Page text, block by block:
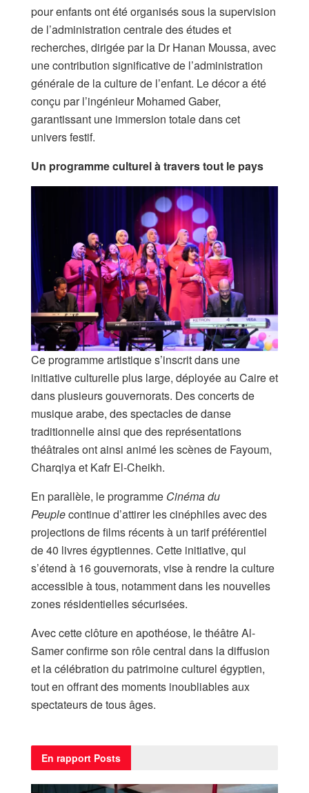
pour enfants ont été organisés sous la supervision
de l’administration centrale des études et
recherches, dirigée par la Dr Hanan Moussa, avec
une contribution significative de l’administration
générale de la culture de l’enfant. Le décor a été
conçu par l’ingénieur Mohamed Gaber,
garantissant une immersion totale dans cet
univers festif.
Un programme culturel à travers tout le pays
Ce programme artistique s’inscrit dans une
initiative culturelle plus large, déployée au Caire et
dans plusieurs gouvernorats. Des concerts de
musique arabe, des spectacles de danse
traditionnelle ainsi que des représentations
théâtrales ont ainsi animé les scènes de Fayoum,
Charqiya et Kafr El-Cheikh.
En parallèle, le programme Cinéma du
Peuplecontinue d’attirer les cinéphiles avec des
projections de films récents à un tarif préférentiel
de 40 livres égyptiennes. Cette initiative, qui
s’étend à 16 gouvernorats, vise à rendre la culture
accessible à tous, notamment dans les nouvelles
zones résidentielles sécurisées.
Avec cette clôture en apothéose, le théâtre Al-
Samer confirme son rôle central dans la diffusion
et la célébration du patrimoine culturel égyptien,
tout en offrant des moments inoubliables aux
spectateurs de tous âges.
En rapport Posts